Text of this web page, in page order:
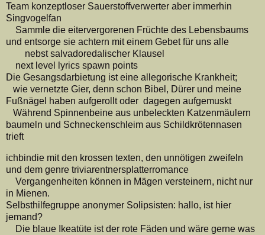
Team konzeptloser Sauerstoffverwerter aber immerhin
Singvogelfan
Sammle die eitervergorenen Früchte des Lebensbaums
und entsorge sie achtern mit einem Gebet für uns alle
nebst salvadoredalischer Klausel
next level lyrics spawn points
Die Gesangsdarbietung ist eine allegorische Krankheit;
wie vernetzte Gier, denn schon Bibel, Dürer und meine
Fußnägel haben aufgerollt oder dagegen aufgemuskt
Während Spinnenbeine aus unbeleckten Katzenmäulern
baumeln und Schneckenschleim aus Schildkrötennasen
trieft
ichbindie mit den krossen texten, den unnötigen zweifeln
und dem genre triviarentnersplatterromance
Vergangenheiten können in Mägen versteinern, nicht nur
in Mienen.
Selbsthilfegruppe anonymer Solipsisten: hallo, ist hier
jemand?
Die blaue Ikeatüte ist der rote Fäden und wäre gerne was